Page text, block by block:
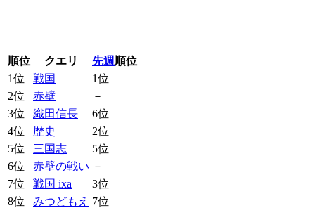
順位 クエリ 先週順位
1位
戦国
1位
2位
赤壁
－
3位
織田信長
6位
4位
歴史
2位
5位
三国志
5位
6位
赤壁の戦い －
7位
戦国 ixa
3位
8位
みつどもえ 7位